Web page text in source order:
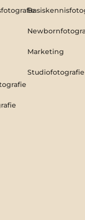
Marketing
Studiofotografie